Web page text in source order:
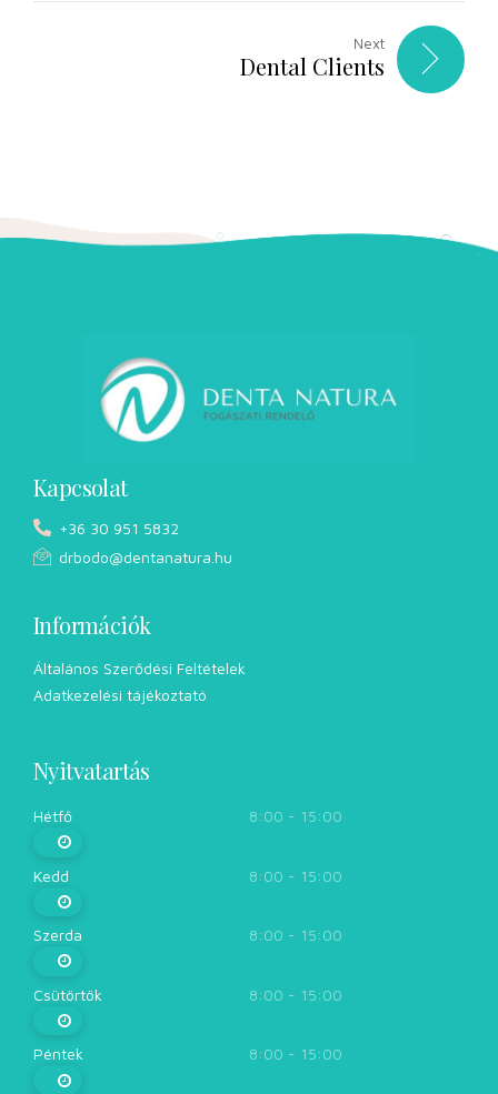
Next
Dental Clients
Kapcsolat
+36 30 951 5832
drbodo@dentanatura.hu
Információk
Általános Szerődési Feltételek
Adatkezelési tájékoztató
Nyitvatartás
Hétfő 8:00 - 15:00
Kedd 8:00 - 15:00
Szerda 8:00 - 15:00
Csütörtök 8:00 - 15:00
Péntek 8:00 - 15:00